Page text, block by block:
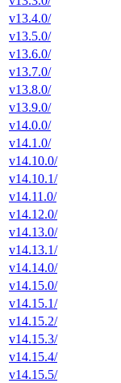
v13.4.0/
v13.5.0/
v13.6.0/
v13.7.0/
v13.8.0/
v13.9.0/
v14.0.0/
v14.1.0/
v14.10.0/
v14.10.1/
v14.11.0/
v14.12.0/
v14.13.0/
v14.13.1/
v14.14.0/
v14.15.0/
v14.15.1/
v14.15.2/
v14.15.3/
v14.15.4/
v14.15.5/